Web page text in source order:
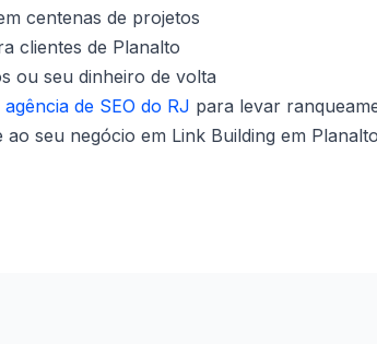
centenas de projetos
clientes de Planalto
ou seu dinheiro de volta
agência de SEO do RJ para levar
ao seu negócio em Link Building em